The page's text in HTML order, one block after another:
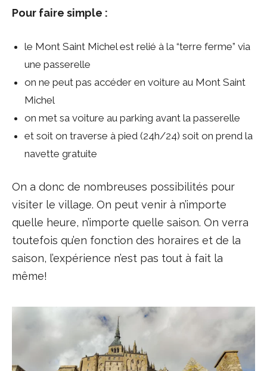
Pour faire simple :
le Mont Saint Michel est relié à la “terre ferme” via
une passerelle
on ne peut pas accéder en voiture au Mont Saint
Michel
on met sa voiture au parking avant la passerelle
et soit on traverse à pied (24h/24) soit on prend la
navette gratuite
On a donc de nombreuses possibilités pour
visiter le village. On peut venir à n’importe
quelle heure, n’importe quelle saison. On verra
toutefois qu’en fonction des horaires et de la
saison, l’expérience n’est pas tout à fait la
même!